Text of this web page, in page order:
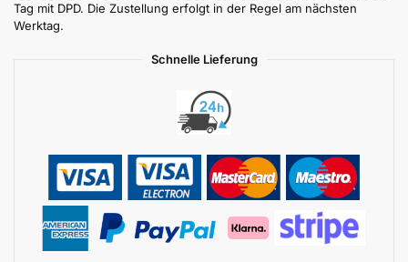
Tag mit DPD. Die Zustellung erfolgt in der Regel am nächsten
Werktag.
Schnelle Lieferung